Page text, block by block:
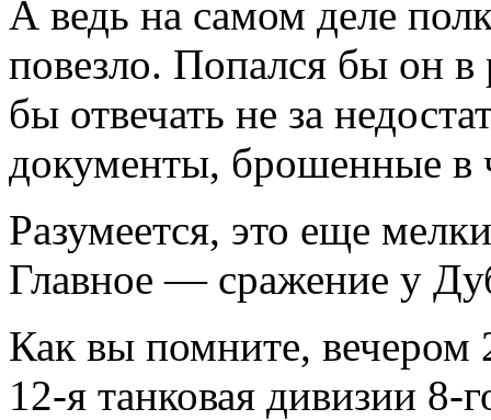
А ведь на самом деле
повезло. Попался бы он
бы отвечать не за
документы, брошенные в
Разумеется, это еще
Главное — сражение у
Как вы помните, вечером
12-я танковая дивизии